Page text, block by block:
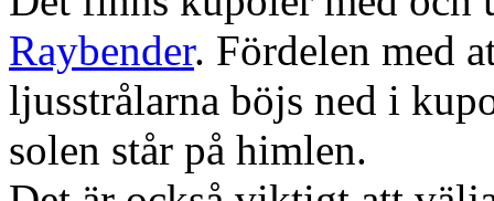
Raybender. Fördelen med
ljusstrålarna böjs ned i
solen står på himlen.